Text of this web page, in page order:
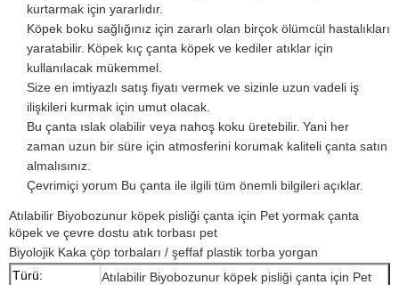
kurtarmak için yararlıdır.
Köpek boku sağlığınız için zararlı olan birçok ölümcül hastalıkları
yaratabilir. Köpek kıç çanta köpek ve kediler atıklar için
kullanılacak mükemmel.
Size en imtiyazlı satış fiyatı vermek ve sizinle uzun vadeli iş
ilişkileri kurmak için umut olacak.
Bu çanta ıslak olabilir veya nahoş koku üretebilir. Yani her
zaman uzun bir süre için atmosferini korumak kaliteli çanta satın
almalısınız.
Çevrimiçi yorum Bu çanta ile ilgili tüm önemli bilgileri açıklar.
Atılabilir Biyobozunur köpek pisliği çanta için Pet yormak çanta
köpek ve çevre dostu atık torbası pet
Biyolojik Kaka çöp torbaları / şeffaf plastik torba yorgan
Türü:
Atılabilir Biyobozunur köpek pisliği çanta için Pet